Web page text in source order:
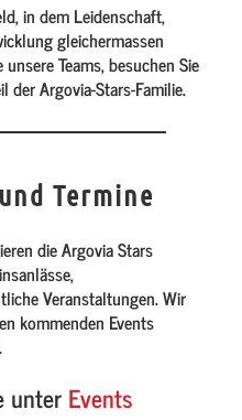
in dem Leidenschaft,
gleichermassen
Teams, besuchen Sie
der Argovia-Stars-Familie.
Termine
die Argovia Stars
Veranstaltungen. Wir
kommenden Events
unterEvents